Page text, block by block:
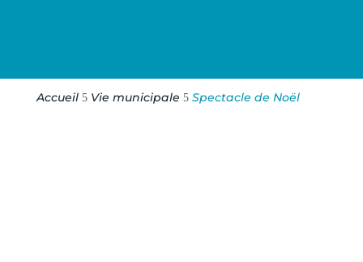
Accueil 5 Vie municipale 5 Spectacle de Noël